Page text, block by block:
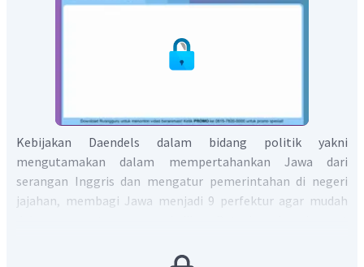
Kebijakan Daendels dalam bidang politik yakni
mengutamakan dalam mempertahankan Jawa dari
serangan Inggris dan mengatur pemerintahan di negeri
jajahan, membagi Jawa menjadi 9 perfektur agar mudah
ras. Kemudian dalam bidang sosial dan budaya pemerintah